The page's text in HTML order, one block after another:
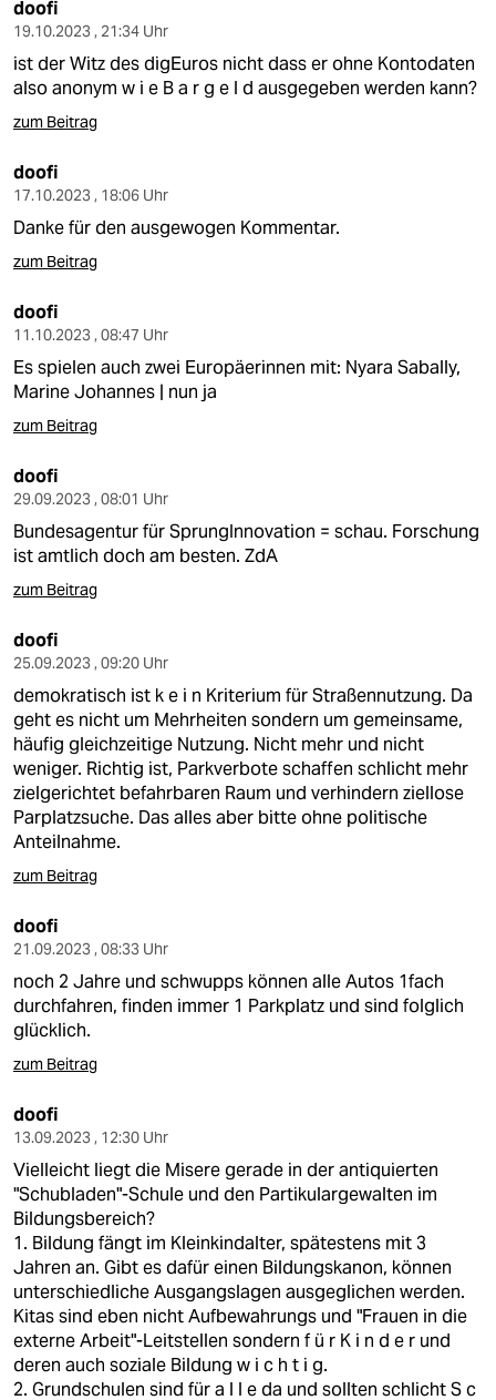
doofi
19.10.2023 , 21:34 Uhr
ist der Witz des digEuros nicht dass er ohne Kontodaten
also anonym w i e B a r g e l d ausgegeben werden kann?
zum Beitrag
doofi
17.10.2023 , 18:06 Uhr
Danke für den ausgewogen Kommentar.
zum Beitrag
doofi
11.10.2023 , 08:47 Uhr
Es spielen auch zwei Europäerinnen mit: Nyara Sabally,
Marine Johannes | nun ja
zum Beitrag
doofi
29.09.2023 , 08:01 Uhr
Bundesagentur für SprungInnovation = schau. Forschung
ist amtlich doch am besten. ZdA
zum Beitrag
doofi
25.09.2023 , 09:20 Uhr
demokratisch ist k e i n Kriterium für Straßennutzung. Da
geht es nicht um Mehrheiten sondern um gemeinsame,
häufig gleichzeitige Nutzung. Nicht mehr und nicht
weniger. Richtig ist, Parkverbote schaffen schlicht mehr
zielgerichtet befahrbaren Raum und verhindern ziellose
Parplatzsuche. Das alles aber bitte ohne politische
Anteilnahme.
zum Beitrag
doofi
21.09.2023 , 08:33 Uhr
noch 2 Jahre und schwupps können alle Autos 1fach
durchfahren, finden immer 1 Parkplatz und sind folglich
glücklich.
zum Beitrag
doofi
13.09.2023 , 12:30 Uhr
Vielleicht liegt die Misere gerade in der antiquierten
"Schubladen"-Schule und den Partikulargewalten im
Bildungsbereich?
1. Bildung fängt im Kleinkindalter, spätestens mit 3
Jahren an. Gibt es dafür einen Bildungskanon, können
unterschiedliche Ausgangslagen ausgeglichen werden.
Kitas sind eben nicht Aufbewahrungs und "Frauen in die
externe Arbeit"-Leitstellen sondern f ü r K i n d e r und
deren auch soziale Bildung w i c h t i g.
2. Grundschulen sind für a l l e da und sollten schlicht S c